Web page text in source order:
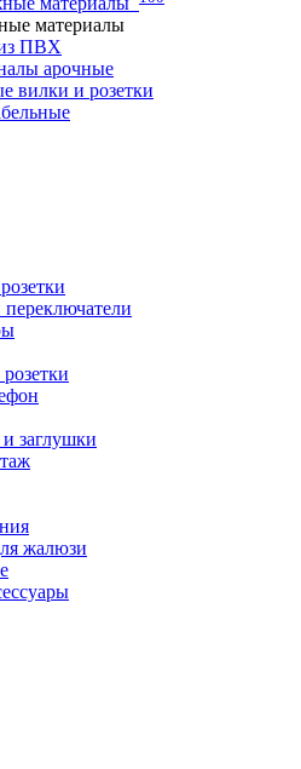
материалы
ПВХ
арочные
вилки и розетки
заглушки
жалюзи